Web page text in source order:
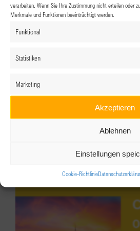
verarbeiten. Wenn Sie Ihre Zustimmung nicht erteilen oder
Merkmale und Funktionen beeinträchtigt werden.
Funktional
Statistiken
Marketing
Akzeptieren
Ablehnen
Einstellungen
Cookie-Richtlinie
BPW Steyr Brunch im September
-12:00